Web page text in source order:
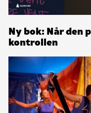
Ny bok: Når den
kontrollen